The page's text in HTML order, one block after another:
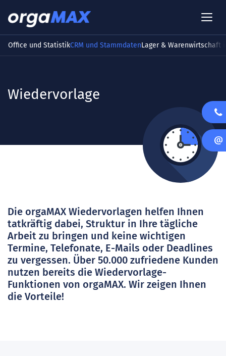
Office und StatistikCRM und StammdatenLager & Warenwirtschaft
Wiedervorlage
Die orgaMAX Wiedervorlagen helfen Ihnen
tatkräftig dabei, Struktur in Ihre tägliche
Arbeit zu bringen und keine wichtigen
Termine, Telefonate, E-Mails oder Deadlines
zu vergessen. Über 50.000 zufriedene Kunden
nutzen bereits die Wiedervorlage-
Funktionen von orgaMAX. Wir zeigen Ihnen
die Vorteile!